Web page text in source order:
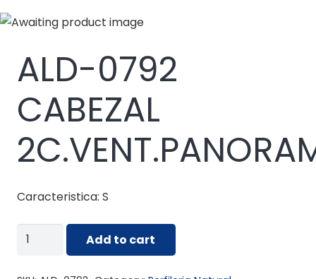
ALD-0792
CABEZAL
Caracteristica: S
ALD-
Add to cart